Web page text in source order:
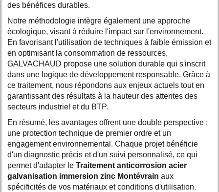
des bénéfices durables.
Notre méthodologie intègre également une approche
écologique, visant à réduire l'impact sur l'environnement.
En favorisant l'utilisation de techniques à faible émission et
en optimisant la consommation de ressources,
GALVACHAUD propose une solution durable qui s'inscrit
dans une logique de développement responsable. Grâce à
ce traitement, nous répondons aux enjeux actuels tout en
garantissant des résultats à la hauteur des attentes des
secteurs industriel et du BTP.
En résumé, les avantages offrent une double perspective :
une protection technique de premier ordre et un
engagement environnemental. Chaque projet bénéficie
d'un diagnostic précis et d'un suivi personnalisé, ce qui
permet d'adapter le Traitement anticorrosion acier
galvanisation immersion zinc Montévrain aux
spécificités de vos matériaux et conditions d'utilisation.